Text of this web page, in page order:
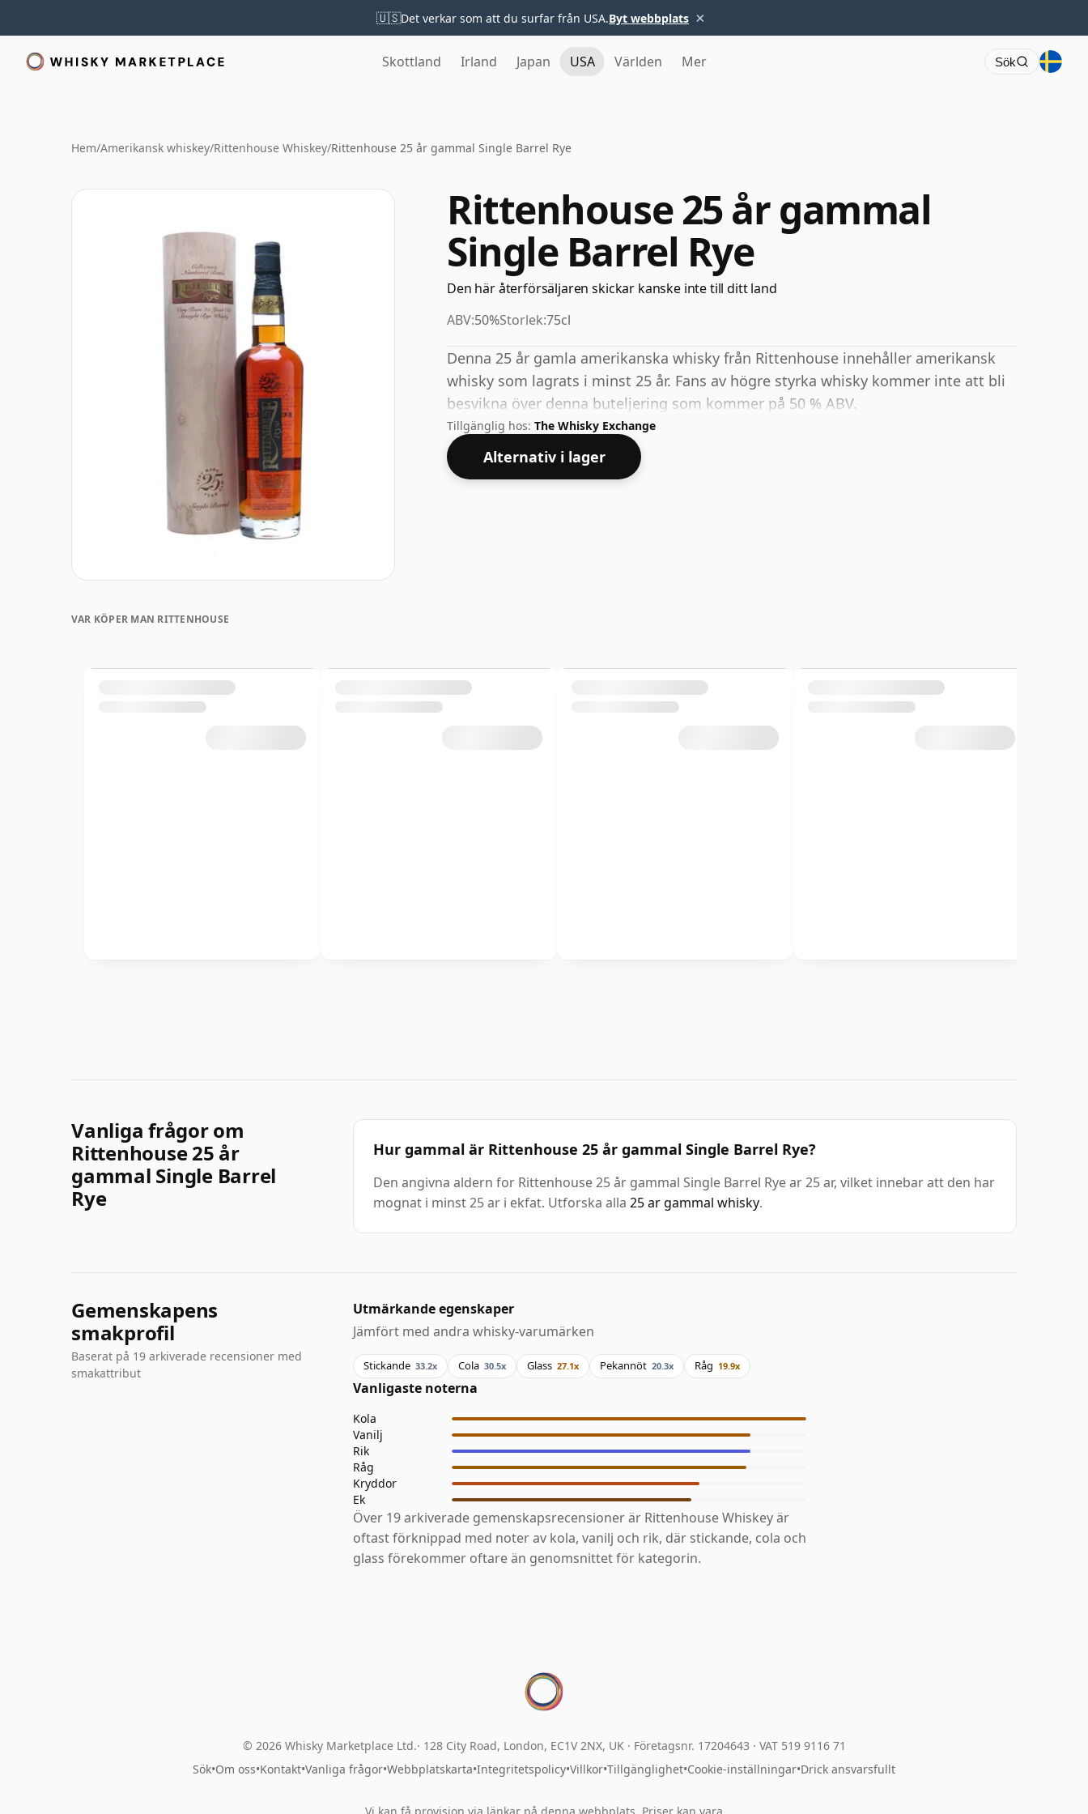
🇺🇸Det verkar som att du surfar från USA.Byt webbplats ×
Skottland Irland Japan USA Världen Mer Sök
Hem/Amerikansk whiskey/Rittenhouse Whiskey/Rittenhouse 25 år gammal Single Barrel Rye
Rittenhouse 25 år gammal
Single Barrel Rye
Den här återförsäljaren skickar kanske inte till ditt land
ABV:50%Storlek:75cl
Denna 25 år gamla amerikanska whisky från Rittenhouse innehåller amerikansk
whisky som lagrats i minst 25 år. Fans av högre styrka whisky kommer inte att bli
besvikna över denna buteljering som kommer på 50 % ABV.
Tillgänglig hos: The Whisky Exchange
Alternativ i lager
VAR KÖPER MAN RITTENHOUSE
Vanliga frågor om
Rittenhouse 25 år
gammal Single Barrel
Rye
Hur gammal är Rittenhouse 25 år gammal Single Barrel Rye?
Den angivna aldern for Rittenhouse 25 år gammal Single Barrel Rye ar 25 ar, vilket innebar att den har
mognat i minst 25 ar i ekfat. Utforska alla 25 ar gammal whisky.
Gemenskapens
smakprofil
Baserat på 19 arkiverade recensioner med
smakattribut
Utmärkande egenskaper
Jämfört med andra whisky-varumärken
Stickande 33.2x Cola 30.5x Glass 27.1x Pekannöt 20.3x Råg 19.9x
Vanligaste noterna
Kola
Vanilj
Rik
Råg
Kryddor
Ek
Över 19 arkiverade gemenskapsrecensioner är Rittenhouse Whiskey är
oftast förknippad med noter av kola, vanilj och rik, där stickande, cola och
glass förekommer oftare än genomsnittet för kategorin.
© 2026 Whisky Marketplace Ltd. 128 City Road, London, EC1V 2NX, UK · Företagsnr. 17204643 · VAT 519 9116 71
Sök•Om oss•Kontakt•Vanliga frågor•Webbplatskarta•Integritetspolicy•Villkor•Tillgänglighet•Cookie-inställningar•Drick ansvarsfullt